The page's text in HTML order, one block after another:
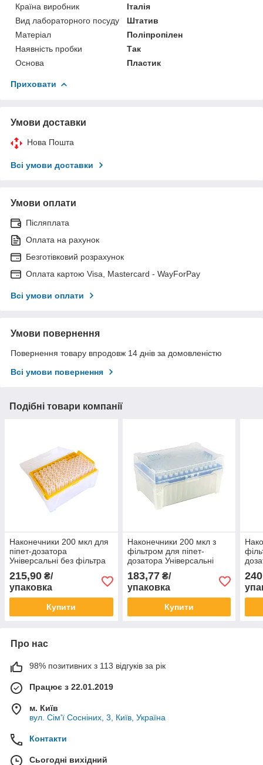
Країна виробник
Італія
Вид лабораторного посуду
Штатив
Матеріал
Поліпропілен
Наявність пробки
Так
Основа
Пластик
Приховати
Умови доставки
Нова Пошта
Всі умови доставки
Умови оплати
Післяплата
Оплата на рахунок
Безготівковий розрахунок
Оплата картою Visa, Mastercard - WayForPay
Всі умови оплати
Умови повернення
Повернення товару впродовж 14 днів за домовленістю
Всі умови повернення
Подібні товари компанії
Наконечники 200 мкл для
піпет-дозатора
Універсальні без фільтра
стерильні без ДНКаз
РНКаз (96 шт в штативі)
215,90 ₴/
упаковка
Купити
Наконечники 200 мкл з
фільтром для піпет-
дозатора Універсальні
стерильні без ДНКаз
РНКаз (96 шт в штативі)
183,77₴/
упаковка
Купити
Про нас
98% позитивних з 113 відгуків за рік
Працює з 22.01.2019
м. Київ
вул. Сім'ї Сосніних, 3, Київ, Україна
Контакти
Сьогодні вихідний